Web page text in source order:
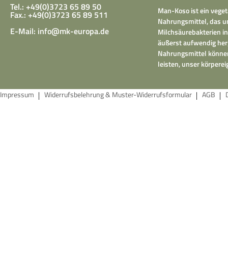
Tel.: +49(0)3723 65 89 50
Fax.: +49(0)3723 65 89 511
E-Mail: info@mk-europa.de
Man-Koso ist ein
Nahrungsmittel, das
Milchsäurebakterien
äußerst aufwendig
Nahrungsmittel
leisten, unser
Impressum Widerrufsbelehrung & Muster-Widerrufsformular AGB